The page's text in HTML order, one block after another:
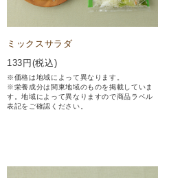
ミックスサラダ
133 円(税込)
※価格は地域によって異なります。
※栄養成分は関東地域のものを掲載していま
す。地域によって異なりますので商品ラベル
表記をご確認ください。